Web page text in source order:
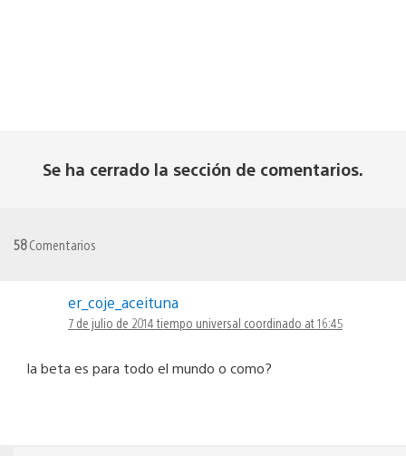
Se ha cerrado la sección de comentarios.
58Comentarios
er_coje_aceituna
7 de julio de 2014 tiempo universal coordinado at 16:45
la beta es para todo el mundo o como?